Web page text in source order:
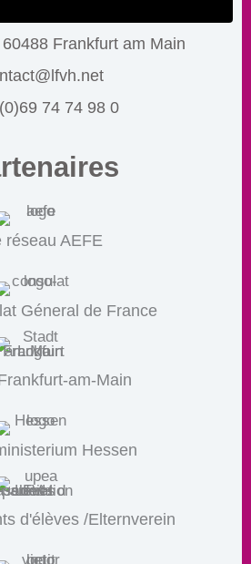
Frankfurt am Main
74 74 98 0
réseau AEFE
Géneral de France
am-Main
Hessen
d'élèves /Elternverein